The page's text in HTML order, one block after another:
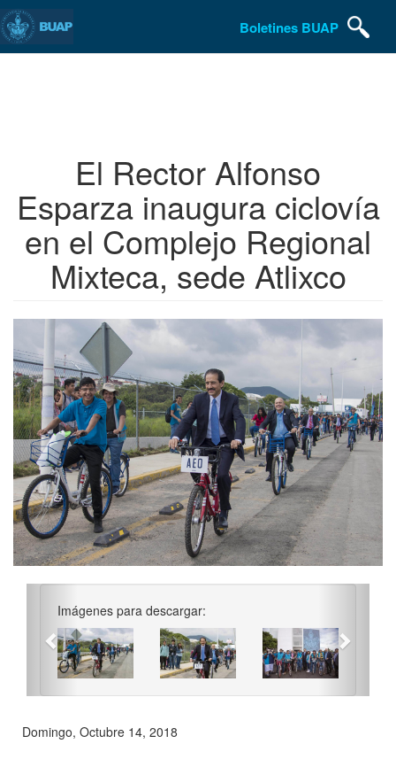
Boletines BUAP
El Rector Alfonso
Esparza inaugura ciclovía
en el Complejo Regional
Mixteca, sede Atlixco
Imágenes para descargar:
Domingo, Octubre 14, 2018